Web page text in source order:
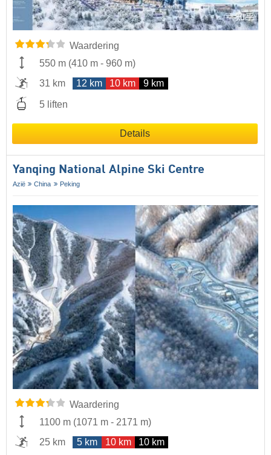
Waardering
550 m (410 m - 960 m)
31 km
12 km 10 km 9 km
5 liften
Details
Yanqing National Alpine Ski Centre
Azië China Peking
Waardering
1100 m (1071 m - 2171 m)
25 km
5 km 10 km 10 km